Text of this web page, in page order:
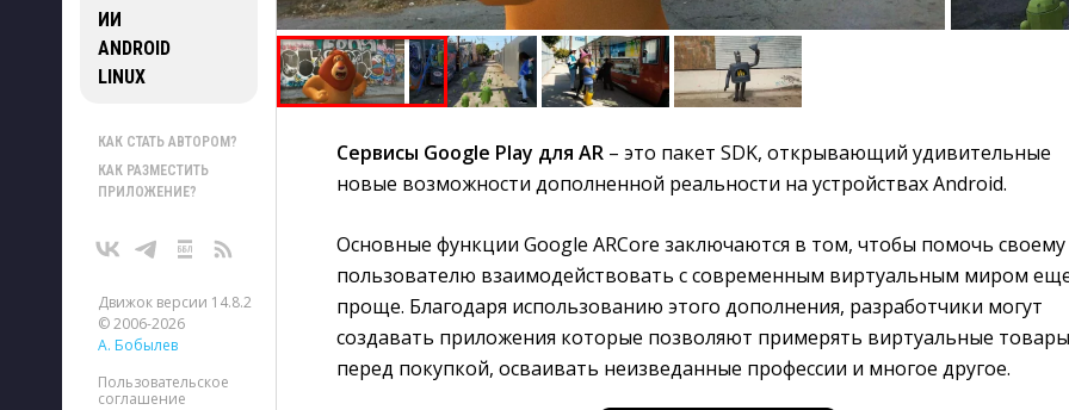
ИИ
ANDROID
LINUX
КАК СТАТЬ АВТОРОМ?
КАК РАЗМЕСТИТЬ
ПРИЛОЖЕНИЕ?
Движок версии 14.8.2
© 2006-2026
А. Бобылев
Пользовательское
соглашение
Сервисы Google Play для AR – это пакет SDK, открывающий удивительные
новые возможности дополненной реальности на устройствах Android.
Основные функции Google ARCore заключаются в том, чтобы помочь своему
пользователю взаимодействовать с современным виртуальным миром
проще. Благодаря использованию этого дополнения, разработчики могут
создавать приложения которые позволяют примерять виртуальные товары
перед покупкой, осваивать неизведанные профессии и многое другое.